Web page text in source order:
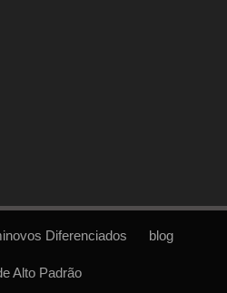
Diferenciados blog
Alto Padrão